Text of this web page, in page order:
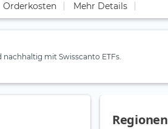
Orderkosten Mehr Details
mit Swisscanto ETFs.
Regionen